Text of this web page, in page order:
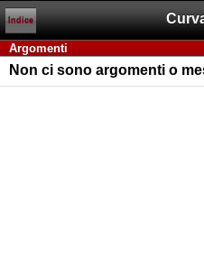
Indice
Argomenti
Non ci sono argomenti o